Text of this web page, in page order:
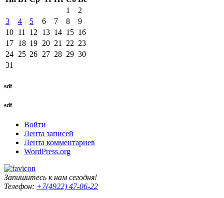
1
2
3
4 5 6 7 8
9
10 11 12 13 14 15 16
17 18 19 20 21 22 23
24 25 26 27 28 29 30
31
sdf
sdf
Войти
Лента записей
Лента комментариев
WordPress.org
Запишитесь к нам сегодня!
Телефон: +7(4922) 47-06-22